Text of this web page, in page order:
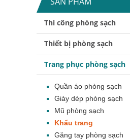
Thi công phòng sạch
Thiết bị phòng sạch
Trang phục phòng sạch
Quần áo phòng sạch
Giày dép phòng sạch
Mũ phòng sạch
Khẩu trang
Găng tay phòng sạch